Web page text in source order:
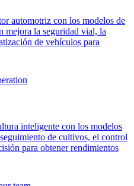
automotriz con los modelos de
la seguridad vial, la
de vehículos para
inteligente con los modelos
de cultivos, el control
para obtener rendimientos